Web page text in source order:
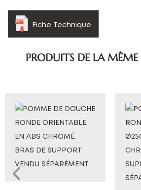
Fiche Technique
PRODUITS DE LA MÊME